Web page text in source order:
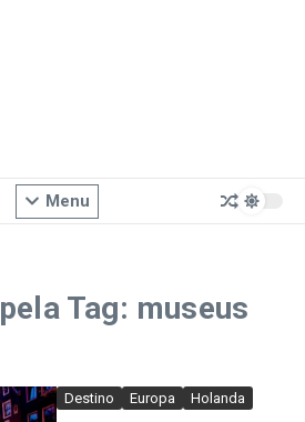
Menu
Tag: museus
Destino Europa Holanda